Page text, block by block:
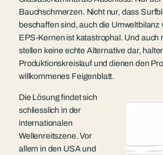
Bauchschmerzen. Nicht nur, dass
beschaffen sind, auch die
EPS-Kernen ist katastrophal. Und auch
stellen keine echte Alternative dar,
Produktionskreislauf und dienen den
willkommenes Feigenblatt.
Die Lösung findet sich
schliesslich in der
internationalen
Wellenreitszene. Vor
allem in den USA und